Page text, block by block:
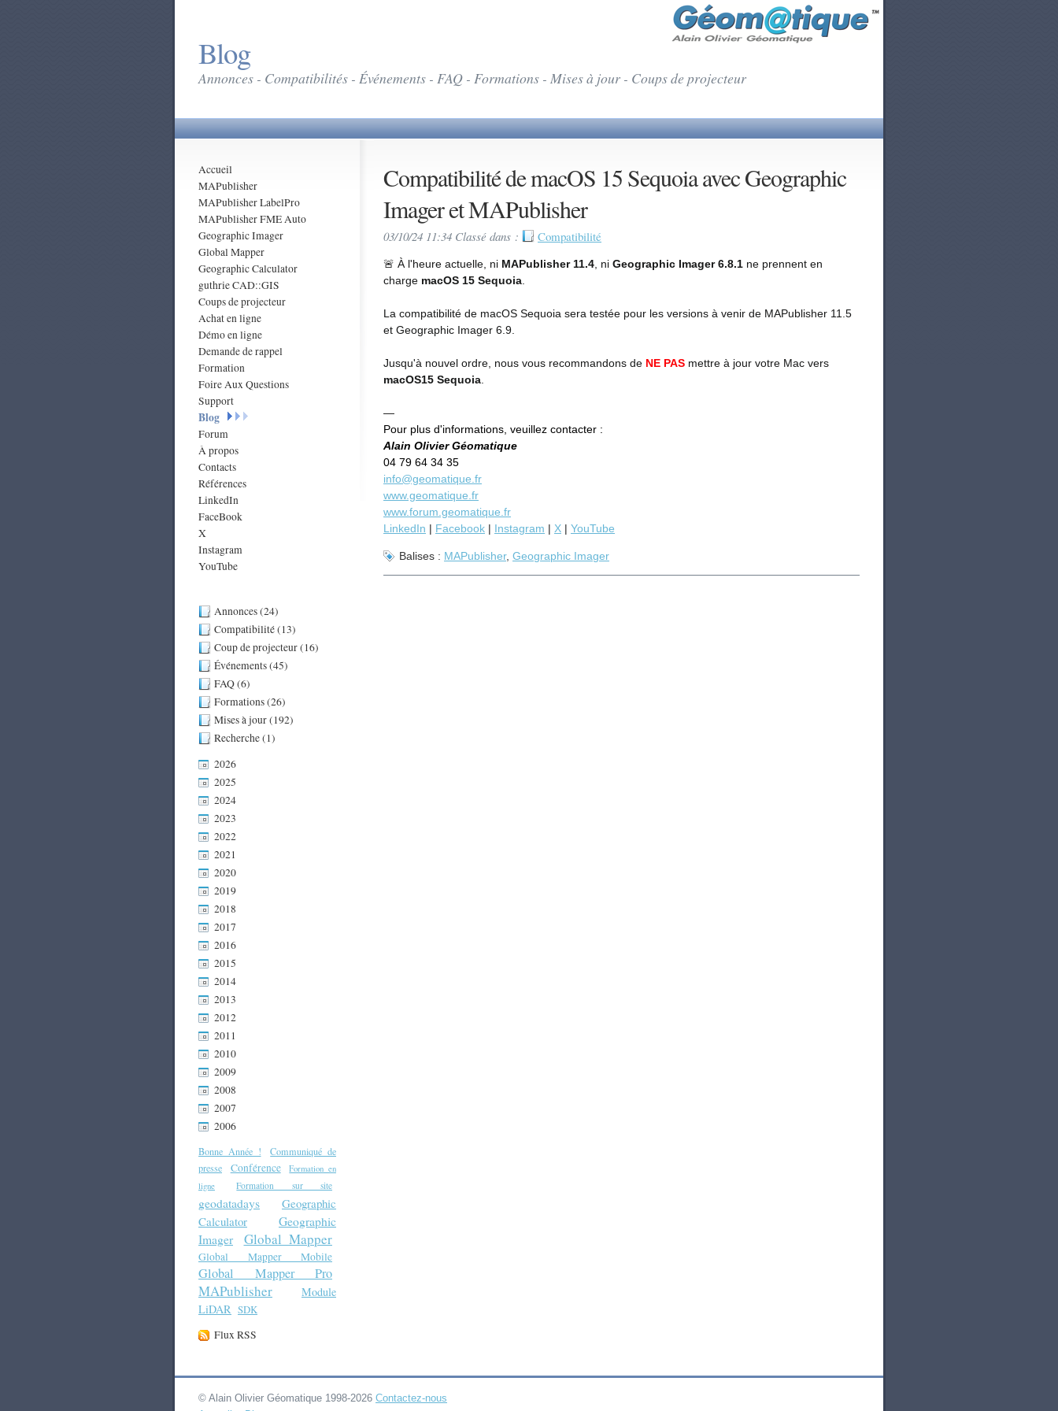
Blog
Annonces - Compatibilités - Événements - FAQ - Formations - Mises à jour - Coups de projecteur
Accueil
MAPublisher
MAPublisher LabelPro
MAPublisher FME Auto
Geographic Imager
Global Mapper
Geographic Calculator
guthrie CAD::GIS
Coups de projecteur
Achat en ligne
Démo en ligne
Demande de rappel
Formation
Foire Aux Questions
Support
Blog
Forum
À propos
Contacts
Références
LinkedIn
FaceBook
X
Instagram
YouTube
Annonces (24)
Compatibilité (13)
Coup de projecteur (16)
Événements (45)
FAQ (6)
Formations (26)
Mises à jour (192)
Recherche (1)
2026
2025
2024
2023
2022
2021
2020
2019
2018
2017
2016
2015
2014
2013
2012
2011
2010
2009
2008
2007
2006
Bonne Année !
Communiqué de
presse
Conférence
Formation en
ligne
Formation sur site
geodatadays
Geographic
Calculator
Geographic
Imager
Global Mapper
Global Mapper Mobile
Global Mapper Pro
MAPublisher
Module
LiDAR SDK
Flux RSS
Compatibilité de macOS 15 Sequoia avec Geographic
Imager et MAPublisher
03/10/24 11:34 Classé dans : Compatibilité
🚨 À l'heure actuelle, ni MAPublisher 11.4 , ni Geographic Imager 6.8.1 ne prennent en
charge macOS 15 Sequoia
La compatibilité de macOS Sequoia sera testée pour les versions à venir de MAPublisher 11.5
et Geographic Imager 6.9.
Jusqu'à nouvel ordre, nous vous recommandons de NE PAS mettre à jour votre Mac vers
macOS15 Sequoia
—
Pour plus d'informations, veuillez contacter :
Alain Olivier Géomatique
04 79 64 34 35
info@geomatique.fr
www.geomatique.fr
www.forum.geomatique.fr
LinkedIn | Facebook | Instagram | X | YouTube
Balises : MAPublisher, Geographic Imager
© Alain Olivier Géomatique 1998-2026 Contactez-nous